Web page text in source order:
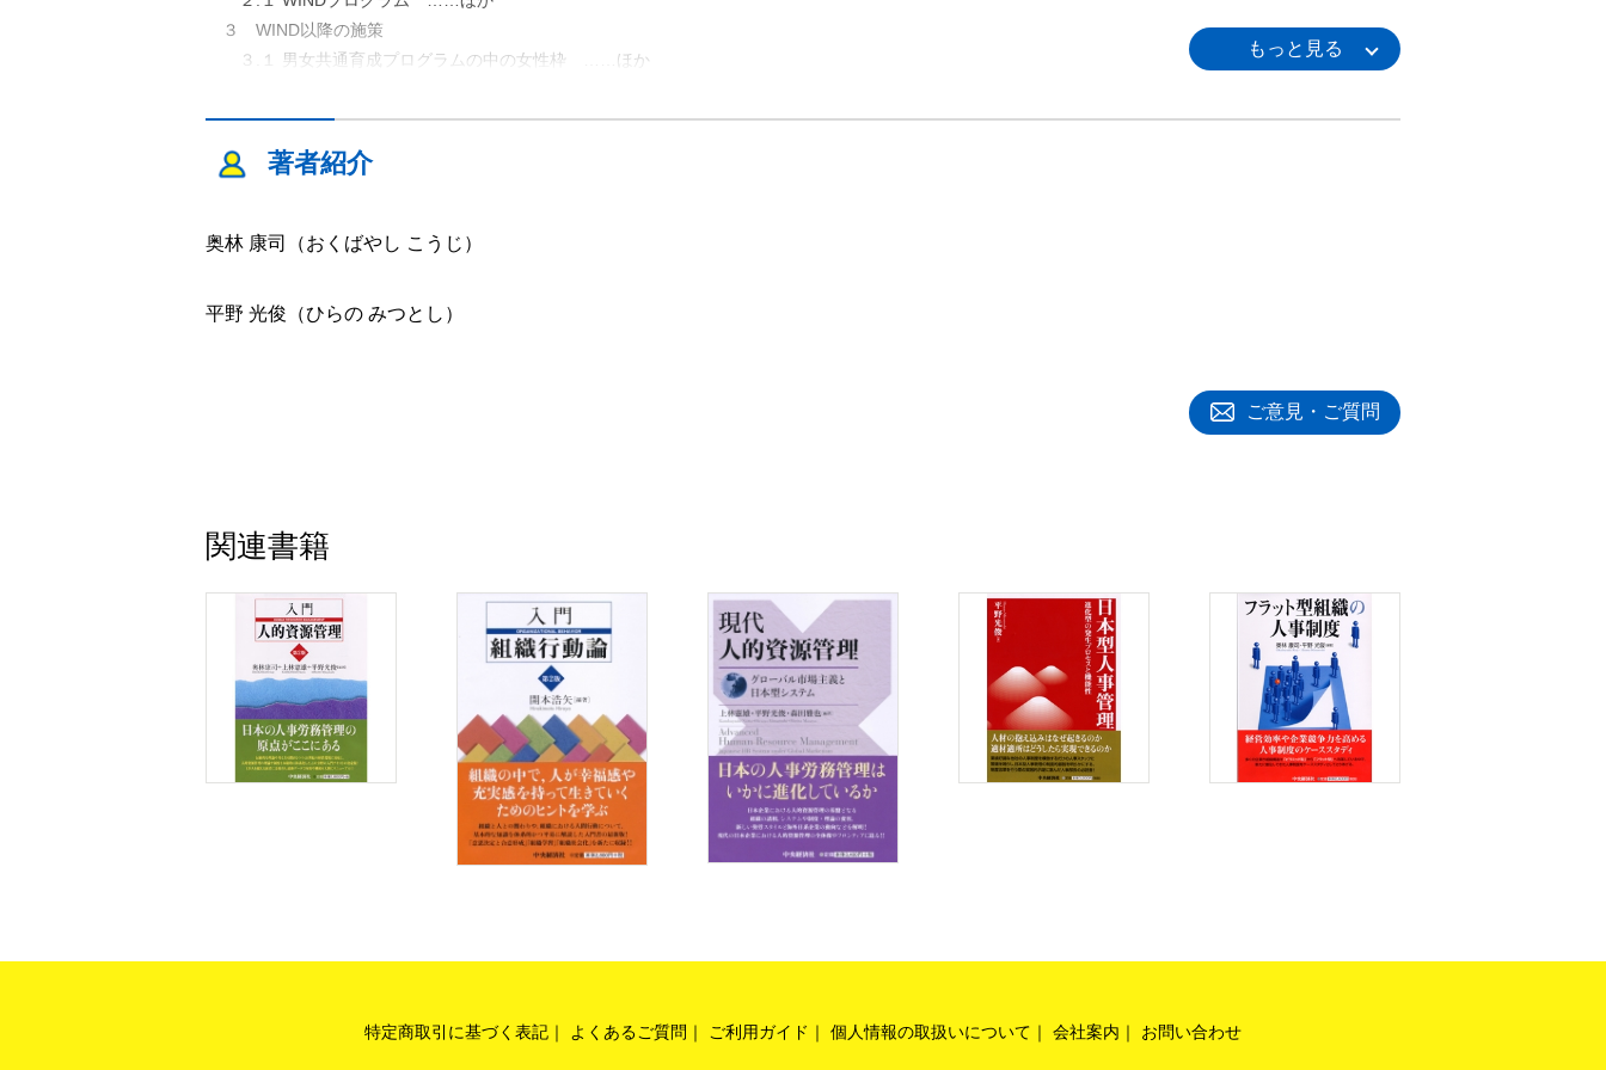
３ WIND以降の施策
３.１ 男女共通育成プログラムの中の女性枠 ……ほか
４.１ 女性活躍推進活動10年の成果 ……ほか
第２章 高齢者のマネジメント(大阪ガス)扇谷英樹・新濱功啓
１.１ 事業概況 ……ほか
２.１ 高齢者雇用制度のはじまり ……ほか
第３章 障害者のマネジメント(吉備の里，ハローワーク岡山，
１ 障害者の人材マネジメントをめぐる動向
１.１ 定 義 ……ほか
２ 障害者雇用の実際：インタビュー調査の結果 ……ほか
２.１ 就労継続支援施設：社会福祉法人吉備の里
３ 障害者の人材マネジメントの展望
第４章 海外の現地技能者と日本の指導員の協働マネジメント
１ 日本企業の海外拠点の設置状況
著者紹介
奥林 康司（おくばやし こうじ）
平野 光俊（ひらの みつとし）
ご意見・ご質問
関連書籍
特定商取引に基づく表記 よくあるご質問 ご利用ガイド 個人情報の取扱いについて 会社案内 お問い合わせ